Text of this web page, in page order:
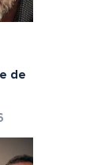
de